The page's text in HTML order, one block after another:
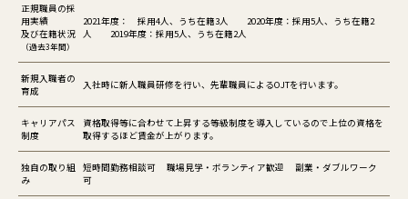
正規職員の採
用実績
及び在籍状況
（過去3年間）
2021年度： 採用4人、うち在籍3人 2020年度：採用5人、うち在籍2
人 2019年度：採用5人、うち在籍2人
新規入職者の
育成
入社時に新人職員研修を行い、先輩職員によるOJTを行います。
キャリアパス
制度
資格取得等に合わせて上昇する等級制度を導入しているので上位の資格を
取得するほど賃金が上がります。
独自の取り組
み
短時間勤務相談可 職場見学・ボランティア歓迎 副業・ダブルワーク
可